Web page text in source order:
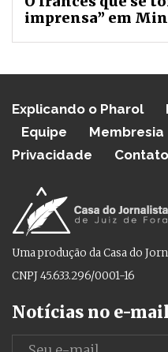
imprensa” em
Explicando o Pharol
Equipe
Membresia
Privacidade
Contato
Uma produção da Casa do
CNPJ 45.633.296/0001-16
Notícias no e-mail